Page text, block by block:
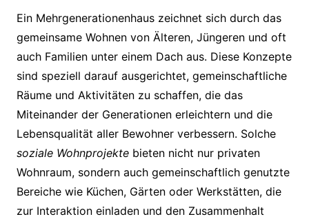
Ein Mehrgenerationenhaus zeichnet sich durch das
gemeinsame Wohnen von Älteren, Jüngeren und oft
auch Familien unter einem Dach aus. Diese Konzepte
sind speziell darauf ausgerichtet, gemeinschaftliche
Räume und Aktivitäten zu schaffen, die das
Miteinander der Generationen erleichtern und die
Lebensqualität aller Bewohner verbessern. Solche
soziale Wohnprojektebieten nicht nur privaten
Wohnraum, sondern auch gemeinschaftlich genutzte
Bereiche wie Küchen, Gärten oder Werkstätten, die
zur Interaktion einladen und den Zusammenhalt